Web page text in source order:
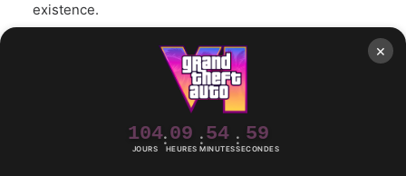
×
104
JOURS
09
HEURES
54
MINUTES
58
SECONDES
existence.
Plusieurs raisons
techniques et politiques
Un choix de moteur qui a déçu